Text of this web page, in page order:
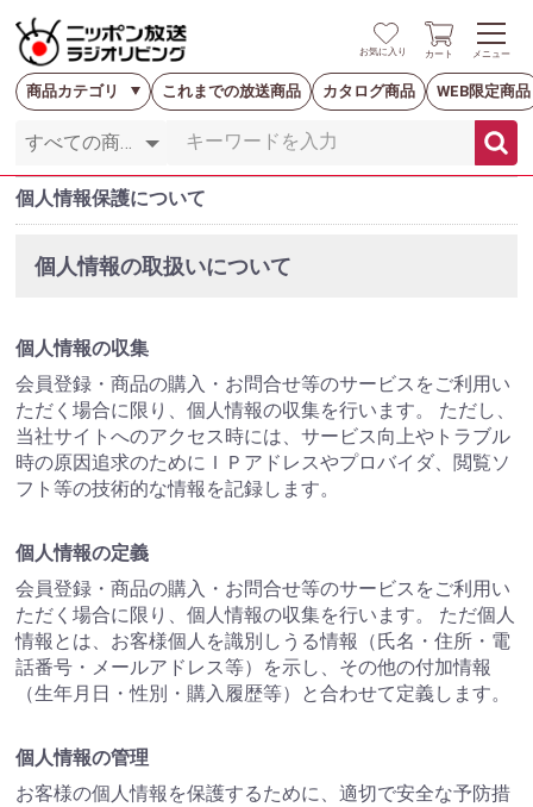
お気に入り カート メニュー
商品カテゴリ これまでの放送商品 カタログ商品 WEB限定商品
個人情報保護について
個人情報の取扱いについて
個人情報の収集
会員登録・商品の購入・お問合せ等のサービスをご利用い
ただく場合に限り、個人情報の収集を行います。 ただし、
当社サイトへのアクセス時には、サービス向上やトラブル
時の原因追求のためにＩＰアドレスやプロバイダ、閲覧ソ
フト等の技術的な情報を記録します。
個人情報の定義
会員登録・商品の購入・お問合せ等のサービスをご利用い
ただく場合に限り、個人情報の収集を行います。 ただ個人
情報とは、お客様個人を識別しうる情報（氏名・住所・電
話番号・メールアドレス等）を示し、その他の付加情報
（生年月日・性別・購入履歴等）と合わせて定義します。
個人情報の管理
お客様の個人情報を保護するために、適切で安全な予防措